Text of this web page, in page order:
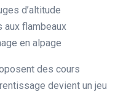
d’altitude
aux flambeaux
en alpage
des cours
devient un jeu